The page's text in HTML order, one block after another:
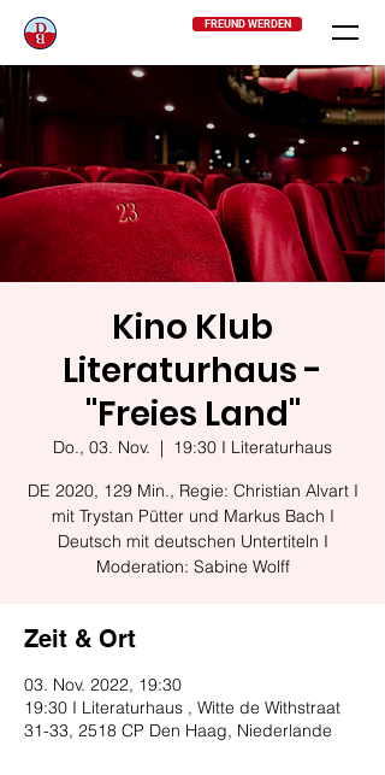
FREUND WERDEN
Kino Klub
Literaturhaus -
"Freies Land"
Do., 03. Nov.
  |
19:30 I Literaturhaus
DE 2020, 129 Min., Regie: Christian Alvart I
mit Trystan Pütter und Markus Bach I
Deutsch mit deutschen Untertiteln I
Moderation: Sabine Wolff
Zeit & Ort
03. Nov. 2022, 19:30
19:30 I Literaturhaus , Witte de Withstraat
31-33, 2518 CP Den Haag, Niederlande